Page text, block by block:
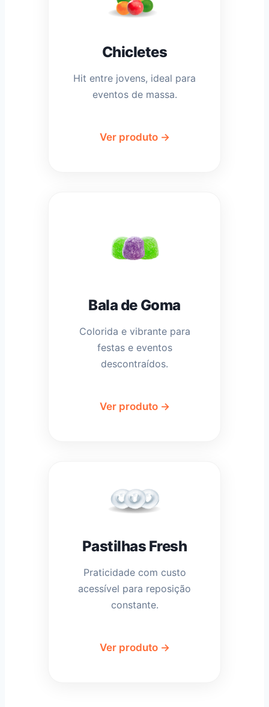
Chicletes
Hit entre jovens, ideal para
eventos de massa.
Ver produto →
Bala de Goma
Colorida e vibrante para
festas e eventos
descontraídos.
Ver produto →
Pastilhas Fresh
Praticidade com custo
acessível para reposição
constante.
Ver produto →